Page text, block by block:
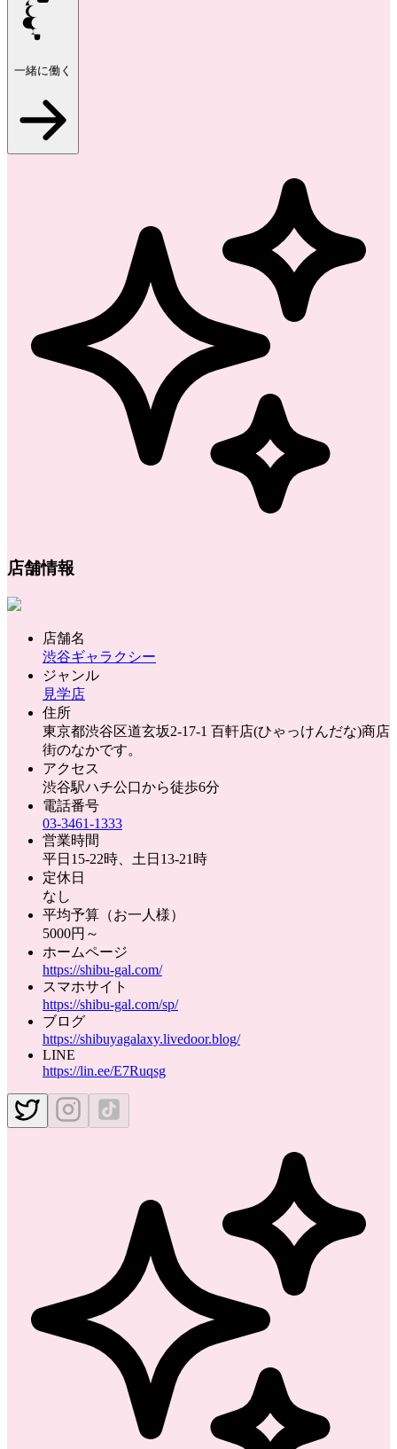
一緒に働く
店舗情報
店舗名
渋谷ギャラクシー
ジャンル
見学店
住所
東京都渋谷区道玄坂2-17-1 百軒店(ひゃっけんだな)商店
街のなかです。
アクセス
渋谷駅ハチ公口から徒歩6分
電話番号
03-3461-1333
営業時間
平日15-22時、土日13-21時
定休日
なし
平均予算（お一人様）
5000円～
ホームページ
https://shibu-gal.com/
スマホサイト
https://shibu-gal.com/sp/
ブログ
https://shibuyagalaxy.livedoor.blog/
LINE
https://lin.ee/E7Ruqsg